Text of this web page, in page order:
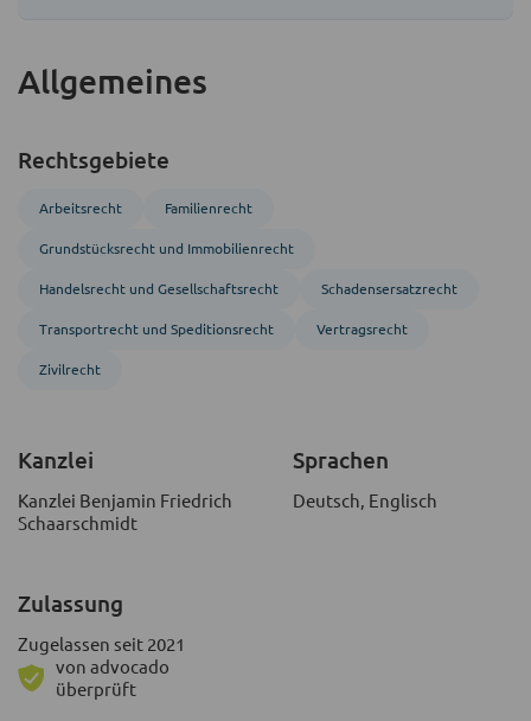
Allgemeines
Rechtsgebiete
Arbeitsrecht Familienrecht
Grundstücks­recht und Immobilien­recht
Handels­recht und Gesellschafts­recht Schadensersatzrecht
Transport­recht und Speditions­recht Vertragsrecht
Zivil­recht
Kanzlei
Kanzlei Benjamin Friedrich
Schaarschmidt
Sprachen
Deutsch, Englisch
Zulassung
Zugelassen seit 2021
von advocado
überprüft